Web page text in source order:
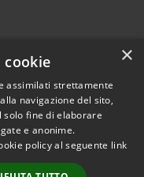
- 2026 Comune di
-Area Riservata
×
assimilati strettamente
navigazione del sito,
solo fine di elaborare
e anonime.
policy al seguente link